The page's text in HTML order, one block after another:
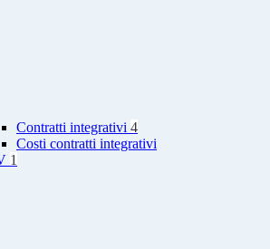
Contratti integrativi 4
Costi contratti integrativi
1